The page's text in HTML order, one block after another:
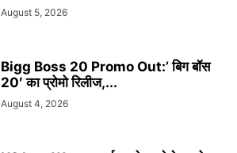
August 5, 2026
Bigg Boss 20 Promo Out:’ बिग बॉस
20′ का प्रोमो रिलीज,...
August 4, 2026